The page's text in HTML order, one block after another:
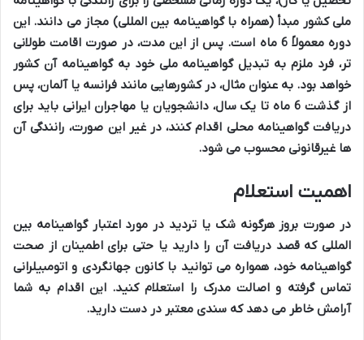
ملی کشور مبدأ (همراه با گواهینامه بین المللی) مجاز می دانند. این
دوره معمولاً 6 ماه است. پس از این مدت، در صورت اقامت طولانی
تر، فرد ملزم به تبدیل گواهینامه ملی خود به گواهینامه آن کشور
خواهد بود. به عنوان مثال، در کشورهایی مانند فرانسه یا آلمان، پس
از گذشت 6 ماه تا یک سال، دانشجویان یا مهاجران ایرانی باید برای
دریافت گواهینامه محلی اقدام کنند، در غیر این صورت، رانندگی آن
ها غیرقانونی محسوب می شود.
اهمیت استعلام
در صورت بروز هرگونه شک یا تردید در مورد اعتبار گواهینامه بین
المللی که قصد دریافت آن را دارید یا حتی برای اطمینان از صحت
گواهینامه خود، همواره می توانید با کانون جهانگردی و اتومبیلرانی
تماس گرفته و اصالت مدرک را استعلام کنید. این اقدام به شما
آرامش خاطر می دهد که سندی معتبر در دست دارید.